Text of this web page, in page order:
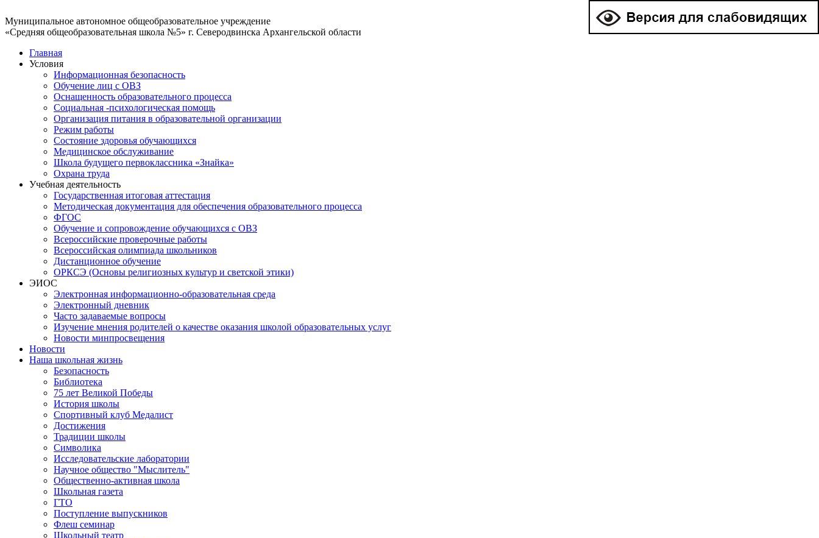
Муниципальное автономное общеобразовательное учреждение
«Средняя общеобразовательная школа №5» г. Северодвинска Архангельской области
Главная
Условия
Информационная безопасность
Обучение лиц с ОВЗ
Оснащенность образовательного процесса
Социальная -психологическая помощь
Организация питания в образовательной организации
Режим работы
Состояние здоровья обучающихся
Медицинское обслуживание
Школа будущего первоклассника «Знайка»
Охрана труда
Учебная деятельность
Государственная итоговая аттестация
Методическая документация для обеспечения образовательного процесса
ФГОС
Обучение и сопровождение обучающихся с ОВЗ
Всероссийские проверочные работы
Всероссийская олимпиада школьников
Дистанционное обучение
ОРКСЭ (Основы религиозных культур и светской этики)
ЭИОС
Электронная информационно-образовательная среда
Электронный дневник
Часто задаваемые вопросы
Изучение мнения родителей о качестве оказания школой образовательных услуг
Новости минпросвещения
Новости
Наша школьная жизнь
Безопасность
Библиотека
75 лет Великой Победы
История школы
Спортивный клуб Медалист
Достижения
Традиции школы
Символика
Исследовательские лаборатории
Научное общество "Мыслитель"
Общественно-активная школа
Школьная газета
ГТО
Поступление выпускников
Флеш семинар
Школьный театр